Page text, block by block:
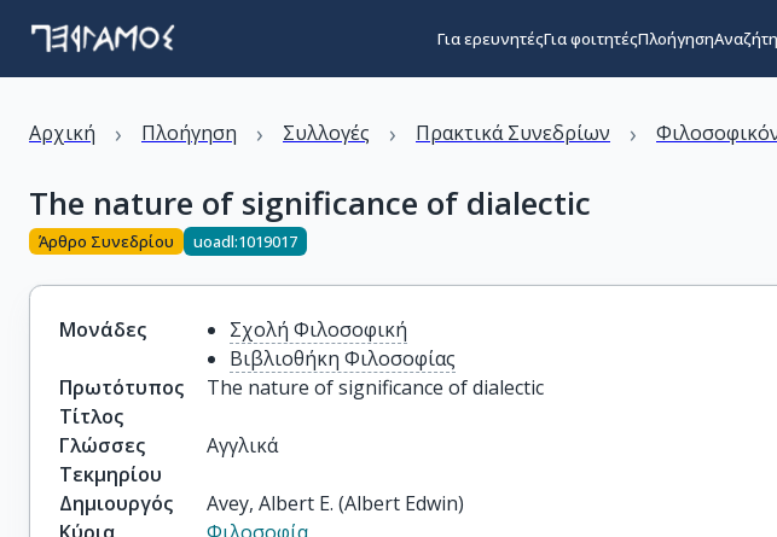
Για ερευνητέςΓια φοιτητέςΠλοήγηση
Αρχική › Πλοήγηση › Συλλογές › Πρακτικά Συνεδρίων ›
The nature of significance of dialectic
Άρθρο Συνεδρίου uoadl:1019017
Μονάδες
Σχολή Φιλοσοφική
Βιβλιοθήκη Φιλοσοφίας
Πρωτότυπος
Τίτλος
The nature of significance of dialectic
Γλώσσες
Τεκμηρίου
Αγγλικά
Δημιουργός
Avey, Albert E. (Albert Edwin)